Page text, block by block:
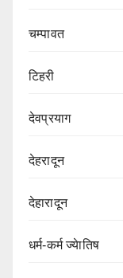
चम्पावत
टिहरी
देवप्रयाग
देहरादून
देहारादून
धर्म-कर्म ज्येातिष